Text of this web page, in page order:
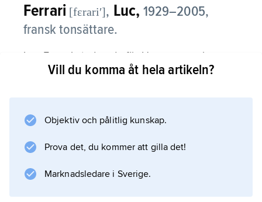
Ferrari [fɛrariʹ], Luc, 1929–2005,
fransk tonsättare.
Luc Ferrari studerade för Honegger och
Messiaen och debuterade i en atonal stil (
grunda den elektroakustiskt inriktade
musicales.
Vill du komma åt hela artikeln?
Objektiv och pålitlig kunskap.
Prova det, du kommer att gilla det!
Marknadsledare i Sverige.